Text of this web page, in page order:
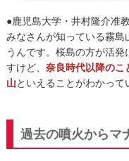
●鹿児島大学・井村隆介准
みなさんが知っている霧
うんです。桜島の方が活
すけど、 奈良時代以降のこ
山といえることがわかって
過去の噴火からマ